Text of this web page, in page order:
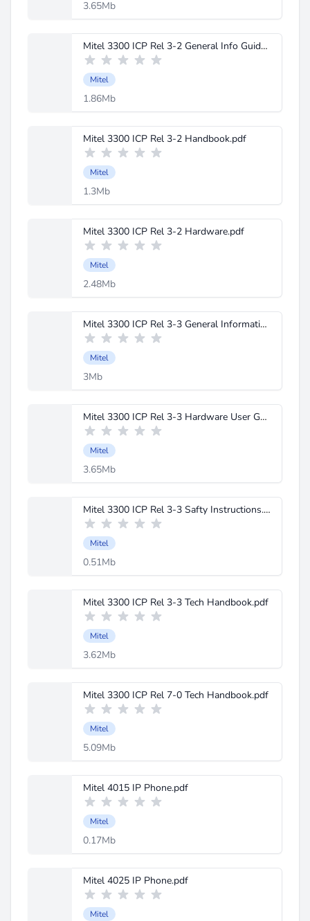
3.65Mb
Mitel 3300 ICP Rel 3-2 General Info Guide.pdf
Mitel
1.86Mb
Mitel 3300 ICP Rel 3-2 Handbook.pdf
Mitel
1.3Mb
Mitel 3300 ICP Rel 3-2 Hardware.pdf
Mitel
2.48Mb
Mitel 3300 ICP Rel 3-3 General Information Guide.pdf
Mitel
3Mb
Mitel 3300 ICP Rel 3-3 Hardware User Guide.pdf
Mitel
3.65Mb
Mitel 3300 ICP Rel 3-3 Safty Instructions.pdf
Mitel
0.51Mb
Mitel 3300 ICP Rel 3-3 Tech Handbook.pdf
Mitel
3.62Mb
Mitel 3300 ICP Rel 7-0 Tech Handbook.pdf
Mitel
5.09Mb
Mitel 4015 IP Phone.pdf
Mitel
0.17Mb
Mitel 4025 IP Phone.pdf
Mitel